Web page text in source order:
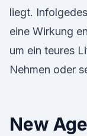
liegt.
eine Wirkung
um ein teures
Nehmen oder
New